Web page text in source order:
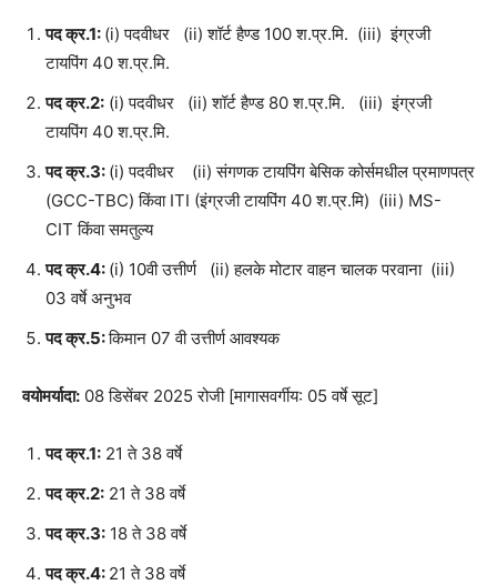
पद क्र.1: (i) पदवीधर (ii) शॉर्ट हैण्ड 100 श.प्र.मि. (iii) इंग्रजी
टायपिंग 40 श.प्र.मि.
पद क्र.2: (i) पदवीधर (ii) शॉर्ट हैण्ड 80 श.प्र.मि. (iii) इंग्रजी
टायपिंग 40 श.प्र.मि.
पद क्र.3: (i) पदवीधर (ii) संगणक टायपिंग बेसिक कोर्समधील प्रमाणपत्र
(GCC-TBC) किंवा ITI (इंग्रजी टायपिंग 40 श.प्र.मि) (iii) MS-
CIT किंवा समतुल्य
पद क्र.4: (i) 10वी उत्तीर्ण (ii) हलके मोटार वाहन चालक परवाना (iii)
03 वर्षे अनुभव
पद क्र.5:किमान 07 वी उत्तीर्ण आवश्यक
वयोमर्यादा: 08 डिसेंबर 2025 रोजी [मागासवर्गीय: 05 वर्षे सूट]
पद क्र.1: 21 ते 38 वर्षे
पद क्र.2: 21 ते 38 वर्षे
पद क्र.3: 18 ते 38 वर्षे
पद क्र.4: 21 ते 38 वर्षे